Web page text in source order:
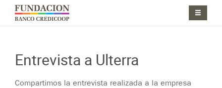
Pasar al contenido principal
Jump to main content
Entrevista a Ulterra
Compartimos la entrevista realizada a la empresa